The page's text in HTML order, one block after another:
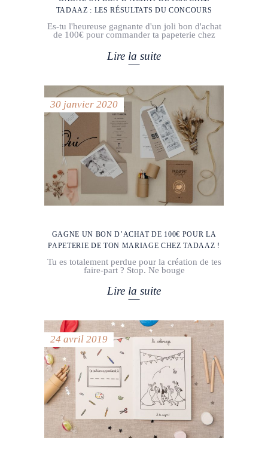
TADAAZ : LES RÉSULTATS DU CONCOURS
Es-tu l'heureuse gagnante d'un joli bon d'achat
de 100€ pour commander ta papeterie chez
Lire la suite
30 janvier 2020
GAGNE UN BON D’ACHAT DE 100€ POUR LA
PAPETERIE DE TON MARIAGE CHEZ TADAAZ !
Tu es totalement perdue pour la création de tes
faire-part ? Stop. Ne bouge
Lire la suite
24 avril 2019